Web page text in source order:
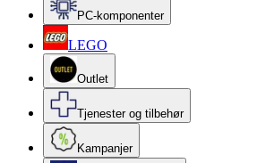
PC-komponenter
LEGO
Outlet
Tjenester og tilbehør
Kampanjer